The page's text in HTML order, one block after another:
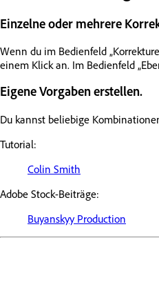
Einzelne oder mehrere
Wenn du im Bedienfeld
einem Klick an. Im Bedienfeld
Eigene Vorgaben erstellen.
Du kannst beliebige
Tutorial:
Colin Smith
Adobe Stock-Beiträge:
Buyanskyy Production